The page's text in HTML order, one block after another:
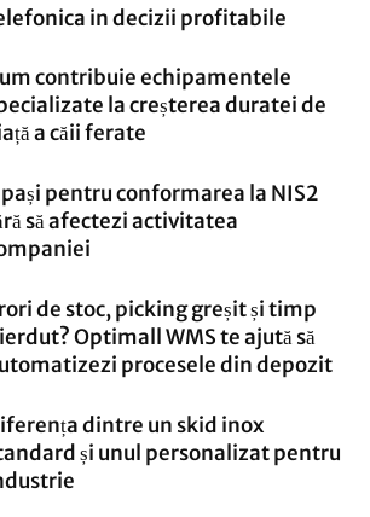
in decizii profitabile
contribuie echipamentele
la creșterea duratei de
a căii ferate
pași pentru conformarea la NIS2
să afectezi activitatea
de stoc, picking greșit și timp
Optimall WMS te ajută să
procesele din depozit
dintre un skid inox
și unul personalizat pentru